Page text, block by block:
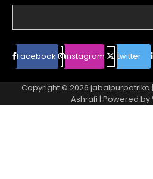
Facebook instagram twitter
Copyright © 2026 jabalpurpatrika
Ashrafi | Powered by